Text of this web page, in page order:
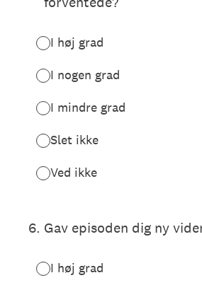
I høj grad
I nogen grad
I mindre grad
Slet ikke
Ved ikke
6. Gav episoden dig ny
I høj grad